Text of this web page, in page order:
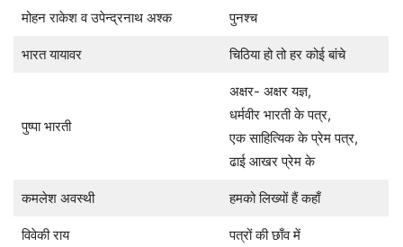
मोहन राकेश व उपेन्द्रनाथ अश्क पुनश्च
भारत यायावर चिठिया हो तो हर कोई बांचे
पुष्पा भारती
अक्षर- अक्षर यज्ञ,
धर्मवीर भारती के पत्र,
एक साहित्यिक के प्रेम पत्र,
ढाई आखर प्रेम के
कमलेश अवस्थी हमको लिख्यों हैं कहाँ
विवेकी राय पत्रों की छाँव में